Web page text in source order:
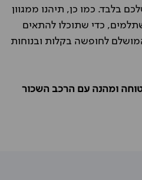
בלבד. כמו כן, תיהנו ממגוון
כדי שתוכלו להתאים
לחופשה בקלות ובנוחות
ומהנה עם הרכב השכור